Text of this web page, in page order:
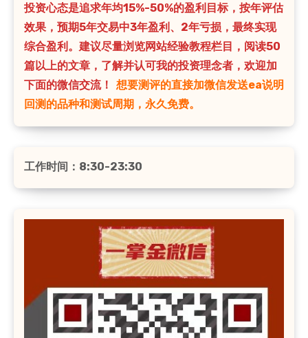
投资心态是追求年均15%-50%的盈利目标，按年评估
效果，预期5年交易中3年盈利、2年亏损，最终实现
综合盈利。建议尽量浏览网站经验教程栏目，阅读50
篇以上的文章，了解并认可我的投资理念者，欢迎加
下面的微信交流！
想要测评的直接加微信发送ea说明
回测的品种和测试周期，永久免费。
工作时间：8:30-23:30